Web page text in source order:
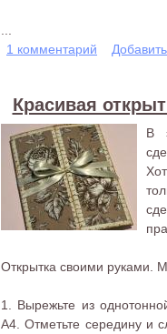
1 комментарий
Красивая
В
Открытка своими руками.
1. Вырежьте из
А4. Отметьте середину и